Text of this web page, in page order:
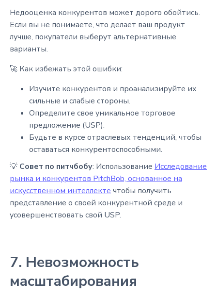
Недооценка конкурентов может дорого обойтись.
Если вы не понимаете, что делает ваш продукт
лучше, покупатели выберут альтернативные
варианты.
🚀 Как избежать этой ошибки:
Изучите конкурентов и проанализируйте их
сильные и слабые стороны.
Определите свое уникальное торговое
предложение (USP).
Будьте в курсе отраслевых тенденций, чтобы
оставаться конкурентоспособными.
💡 Совет по питчбобу: Использование Исследование
рынка и конкурентов PitchBob, основанное на
искусственном интеллекте чтобы получить
представление о своей конкурентной среде и
усовершенствовать свой USP.
7. Невозможность
масштабирования